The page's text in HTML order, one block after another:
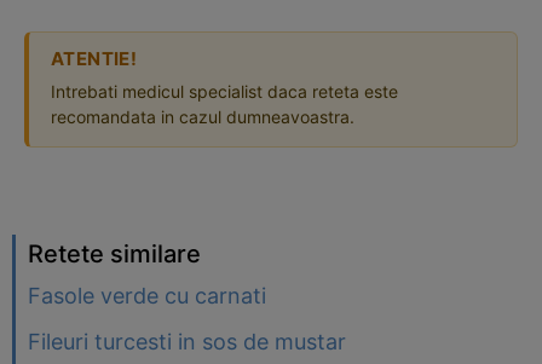
ATENTIE!
Intrebati medicul specialist daca reteta este
recomandata in cazul dumneavoastra.
Retete similare
Fasole verde cu carnati
Fileuri turcesti in sos de mustar